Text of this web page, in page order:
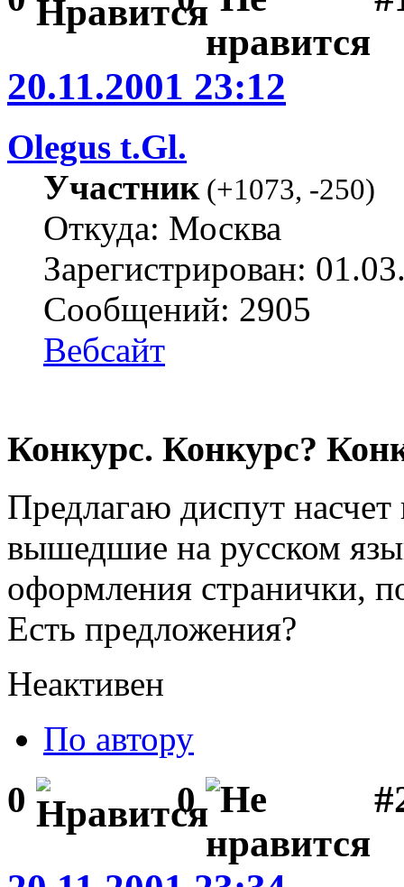
20.11.2001 23:12
Olegus t.Gl.
Участник(+1073, -250)
Откуда: Москва
Зарегистрирован:
Сообщений: 2905
Вебсайт
Конкурс. Конкурс?
Предлагаю диспут
вышедшие на русском
оформления странички,
Есть предложения?
Неактивен
По автору
0 0